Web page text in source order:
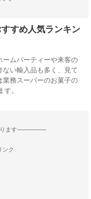
すめ人気ランキン
ムパーティーや来客の
い輸入品も多く、見て
業務スーパーのお菓子の
。
ます--------------------
ンク